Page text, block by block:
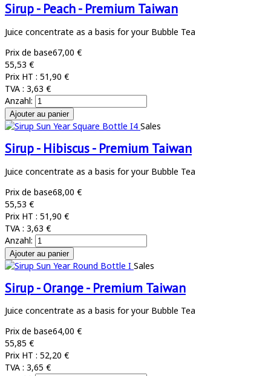
Sirup - Peach - Premium Taiwan
Juice concentrate as a basis for your Bubble Tea
Prix de base67,00 €
55,53 €
Prix HT : 51,90 €
TVA : 3,63 €
Anzahl:
Sales
Sirup - Hibiscus - Premium Taiwan
Juice concentrate as a basis for your Bubble Tea
Prix de base68,00 €
55,53 €
Prix HT : 51,90 €
TVA : 3,63 €
Anzahl:
Sales
Sirup - Orange - Premium Taiwan
Juice concentrate as a basis for your Bubble Tea
Prix de base64,00 €
55,85 €
Prix HT : 52,20 €
TVA : 3,65 €